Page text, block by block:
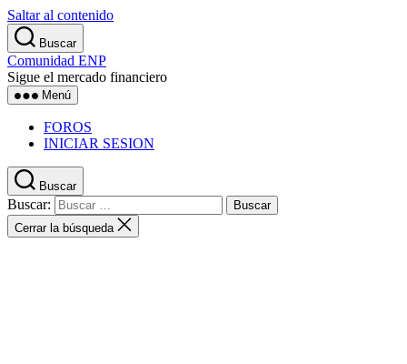
Saltar al contenido
Buscar
Comunidad ENP
Sigue el mercado financiero
Menú
FOROS
INICIAR SESION
Buscar
Buscar:
Cerrar la búsqueda